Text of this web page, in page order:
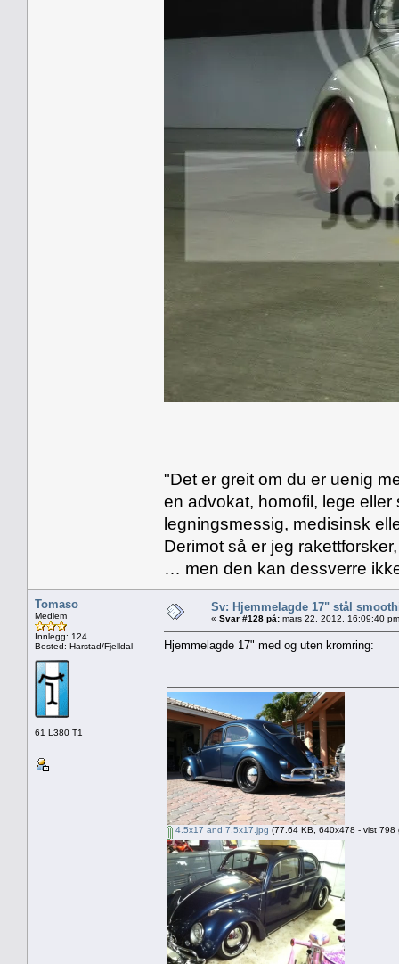
"Det er greit om du er uenig
en advokat, homofil, lege
legningsmessig, medisinsk
Derimot så er jeg
… men den kan dessverre
Tomaso
Medlem
Innlegg: 124
Bosted: Harstad/Fjelldal
61 L380 T1
Sv: Hjemmelagde 17" stål
« Svar #128 på: mars 22, 2012, 16:09:40
Hjemmelagde 17" med og uten kromring:
4.5x17 and 7.5x17.jpg (77.64 KB, 640x478 - vist 798